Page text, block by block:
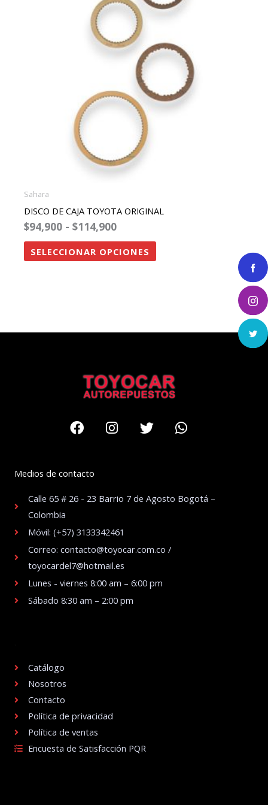
Sahara
DISCO DE CAJA TOYOTA ORIGINAL
$94,900 - $114,900
$114,900
SELECCIONAR OPCIONES
variantes.
opciones
se
elegir
en
FacebookInstagram
TwitterWhatsapp
Medios de contacto
Calle 65 # 26 - 23 Barrio 7 de Agosto Bogotá –
Colombia
Móvil: (+57) 3133342461
Correo: contacto@toyocar.com.co /
toyocardel7@hotmail.es
Lunes - viernes 8:00 am – 6:00 pm
Sábado 8:30 am – 2:00 pm
Catálogo
Nosotros
Contacto
Política de privacidad
Política de ventas
Encuesta de Satisfacción PQR